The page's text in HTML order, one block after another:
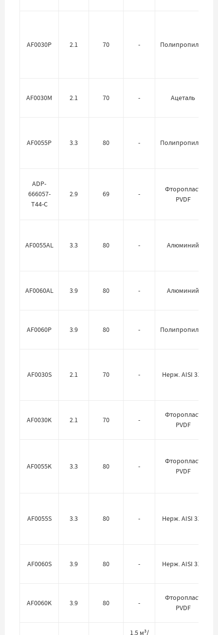
AF0030P 2.1 70 - Полипропилен
AF0030M 2.1 70 - Ацеталь
AF0055P 3.3 80 - Полипропилен
ADP-
666057-
T44-C
2.9 69 -
Фторопласт
PVDF
AF0055AL 3.3 80 - Алюминий
AF0060AL 3.9 80 - Алюминий
AF0060P 3.9 80 - Полипропилен
AF0030S 2.1 70 - Нерж. AISI 316
AF0030K 2.1 70 -
Фторопласт
PVDF
AF0055K 3.3 80 -
Фторопласт
PVDF
AF0055S 3.3 80 - Нерж. AISI 316
AF0060S 3.9 80 - Нерж. AISI 316
AF0060K 3.9 80 -
Фторопласт
PVDF
1.5 м³/